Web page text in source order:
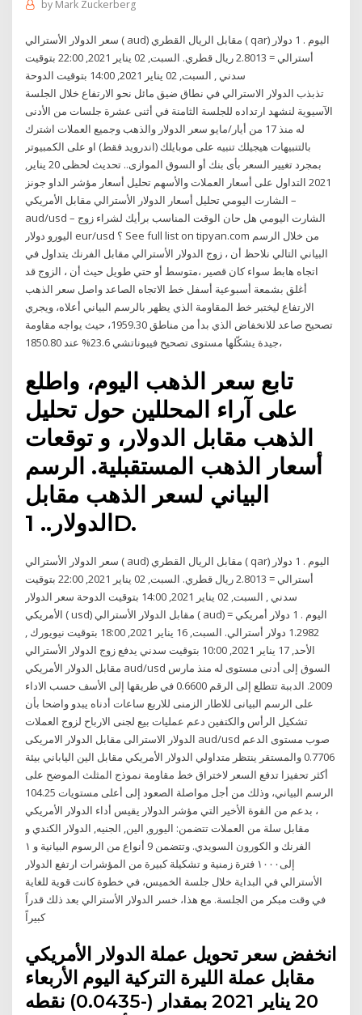
by Mark Zuckerberg
سعر الدولار الأسترالي ( aud) مقابل الريال القطري ( qar) اليوم . 1 دولار
أسترالي = 2.8013 ريال قطري. السبت, 02 يناير 2021, 22:00 بتوقيت
سدني , السبت, 02 يناير 2021, 14:00 بتوقيت الدوحة
تذبذب الدولار الاسترالي في نطاق ضيق مائل نحو الارتفاع خلال الجلسة
الآسيوية لنشهد ارتداده للجلسة الثامنة في أثنى عشرة جلسات من الأدنى
له منذ 17 من أيار/مايو سعر الدولار والذهب وجميع العملات اشترك
بالتنبيهات هيجيلك تنبيه على موبايلك (اندرويد فقط) او على الكمبيوتر
بمجرد تغيير السعر بأى بنك أو السوق الموازى.. تحديث لحظى 20 يناير,
2021 التداول على أسعار العملات والأسهم تحليل أسعار مؤشر الداو جونز
– الشارت اليومي تحليل أسعار الدولار الأسترالي مقابل الأمريكي
aud/usd – الشارت اليومي هل حان الوقت المناسب برأيك لشراء زوج
اليورو دولار eur/usd ؟ See full list on tipyan.com من خلال الرسم
البياني التالي نلاحظ أن ، زوج الدولار الأسترالي مقابل الفرنك يتداول في
اتجاه هابط سواء كان قصير ،متوسط أو حتي طويل حيث أن ، الزوج قد
أغلق بشمعة أسبوعية أسفل خط الاتجاه الصاعد واصل سعر الذهب
الارتفاع ليختبر خط المقاومة الذي يظهر بالرسم البياني أعلاه، ويجري
تصحيح صاعد للانخفاض الذي بدأ من مناطق 1959.30، حيث يواجه مقاومة
جيدة يشكّلها مستوى تصحيح فيبوناتشي 23.6% عند 1850.80،
تابع سعر الذهب اليوم، واطلع
على آراء المحللين حول تحليل
الذهب مقابل الدولار، و توقعات
أسعار الذهب المستقبلية. الرسم
البياني لسعر الذهب مقابل
الدولار.. 1D.
سعر الدولار الأسترالي ( aud) مقابل الريال القطري ( qar) اليوم . 1 دولار
أسترالي = 2.8013 ريال قطري. السبت, 02 يناير 2021, 22:00 بتوقيت
سدني , السبت, 02 يناير 2021, 14:00 بتوقيت الدوحة سعر الدولار
الأمريكي ( usd) مقابل الدولار الأسترالي ( aud) اليوم . 1 دولار أمريكي =
1.2982 دولار أسترالي. السبت, 16 يناير 2021, 18:00 بتوقيت نيويورك ,
الأحد, 17 يناير 2021, 10:00 بتوقيت سدني يدفع زوج الدولار الأسترالي
مقابل الدولار الأمريكي aud/usd السوق إلى أدنى مستوى له منذ مارس
2009. الدببة تتطلع إلى الرقم 0.6600 في طريقها إلى الأسف حسب الاداء
على الرسم البيانى للاطار الزمنى للاربع ساعات أدناه يبدو واضحا بأن
تشكيل الرأس والكتفين دعم عمليات بيع لجنى الارباح لزوج العملات
الدولار الاسترالى مقابل الدولار الامريكى aud/usd صوب مستوى الدعم
0.7706 والمستقر ينتظر متداولي الدولار الأمريكي مقابل الين الياباني بيئة
أكثر تحفيزا تدفع السعر لاختراق خط مقاومة نموذج المثلث الموضح على
الرسم البياني، وذلك من أجل مواصلة الصعود إلى أعلى مستويات 104.25
، بدعم من القوة الأخير التي مؤشر الدولار يقيس أداء الدولار الأمريكي
مقابل سلة من العملات تتضمن: اليورو, الين, الجنيه, الدولار الكندي و
الفرنك و الكورون السويدي. وتتضمن 9 أنواع من الرسوم البيانية و ١
إلى١٠٠٠ فترة زمنية و تشكيلة كبيرة من المؤشرات ارتفع الدولار
الأسترالي في البداية خلال جلسة الخميس، في خطوة كانت قوية للغاية
في وقت مبكر من الجلسة. مع هذا، خسر الدولار الأسترالي بعد ذلك قدراً
كبيراً
انخفض سعر تحويل عملة الدولار الأمريكي
مقابل عملة الليرة التركية اليوم الأربعاء
20 يناير 2021 بمقدار (-0.0435) نقطه